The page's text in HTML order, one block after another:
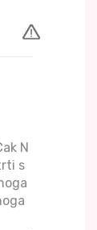
N
s